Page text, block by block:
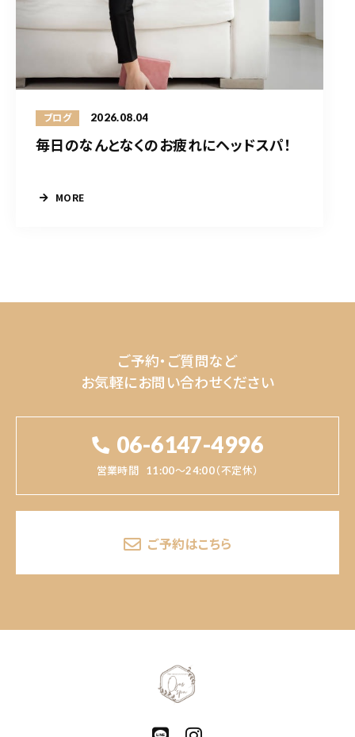
ブログ 2026.08.04
毎日のなんとなくのお疲れにヘッドスパ！
MORE
ご予約・ご質問など
お気軽にお問い合わせください
06-6147-4996
営業時間 11:00～24:00（不定休）
ご予約はこちら